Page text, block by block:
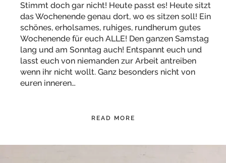
Stimmt doch gar nicht! Heute passt es! Heute sitzt
das Wochenende genau dort, wo es sitzen soll! Ein
schönes, erholsames, ruhiges, rundherum gutes
Wochenende für euch ALLE! Den ganzen Samstag
lang und am Sonntag auch! Entspannt euch und
lasst euch von niemanden zur Arbeit antreiben
wenn ihr nicht wollt. Ganz besonders nicht von
euren inneren…
READ MORE